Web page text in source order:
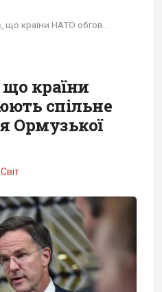
країни
спільне
Ормузької
Світ